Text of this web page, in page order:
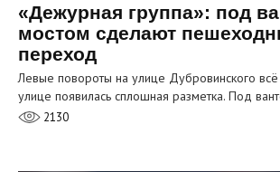
«Дежурная группа»: под
мостом сделают
переход
Левые повороты на улице Дубровинского
улице появилась сплошная разметка. Под
2130